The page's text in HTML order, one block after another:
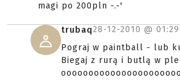
magi po 200pln -.-'
trubaq28-12-2010 @ 01:29
Pograj w paintball - lub
Biegaj z rurą i butlą w
oooooooooooooooooooooo